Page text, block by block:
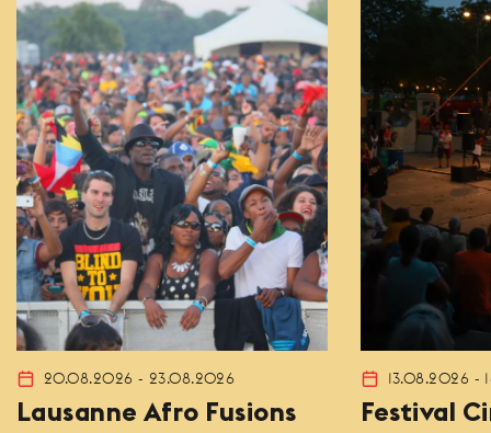
20.08.2026 - 23.08.2026
Lausanne Afro Fusions
13.08.2026 -
Festival